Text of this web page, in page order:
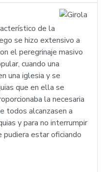
de la
se hizo extensivo a
el peregrinaje masivo
cuando una
una iglesia y se
que en ella se
la necesaria
todos alcanzasen a
y para no interrumpir
pudiera estar oficiando